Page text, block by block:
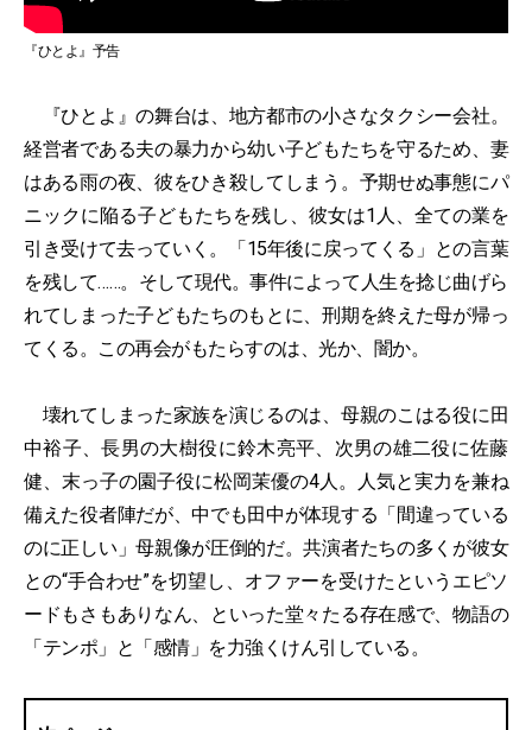
『ひとよ』予告
『ひとよ』の舞台は、地方都市の小さなタクシー会社。
経営者である夫の暴力から幼い子どもたちを守るため、妻
はある雨の夜、彼をひき殺してしまう。予期せぬ事態にパ
ニックに陥る子どもたちを残し、彼女は1人、全ての業を
引き受けて去っていく。「15年後に戻ってくる」との言葉
を残して……。そして現代。事件によって人生を捻じ曲げら
れてしまった子どもたちのもとに、刑期を終えた母が帰っ
てくる。この再会がもたらすのは、光か、闇か。
壊れてしまった家族を演じるのは、母親のこはる役に田
中裕子、長男の大樹役に鈴木亮平、次男の雄二役に佐藤
健、末っ子の園子役に松岡茉優の4人。人気と実力を兼ね
備えた役者陣だが、中でも田中が体現する「間違っている
のに正しい」母親像が圧倒的だ。共演者たちの多くが彼女
との“手合わせ”を切望し、オファーを受けたというエピソ
ードもさもありなん、といった堂々たる存在感で、物語の
「テンポ」と「感情」を力強くけん引している。